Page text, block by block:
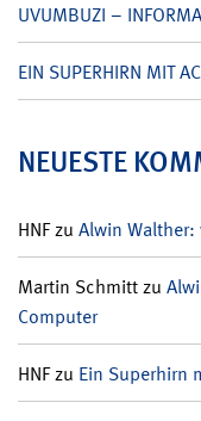
UVUMBUZI –
EIN SUPERHIRN MIT
NEUESTE
HNFzu Alwin
Martin Schmittzu
Computer
HNFzu Ein Superhirn